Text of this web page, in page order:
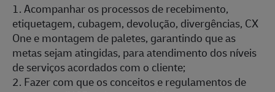
1. Acompanhar os processos de recebimento,
etiquetagem, cubagem, devolução, divergências, CX
One e montagem de paletes, garantindo que as
metas sejam atingidas, para atendimento dos níveis
de serviços acordados com o cliente;
2. Fazer com que os conceitos e regulamentos de